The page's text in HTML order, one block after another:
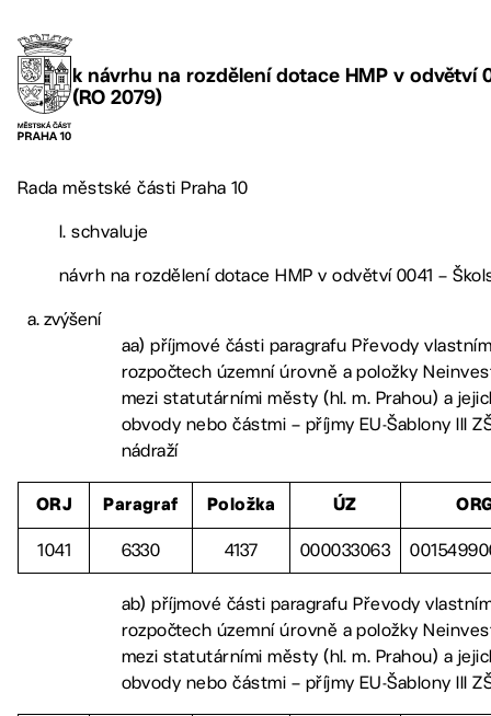
k návrhu na rozdělení dotace HMP v odvětví
(RO 2079)
Rada městské části Praha 10
I. schvaluje
návrh na rozdělení dotace HMP v odvětví 0041 –
zvýšení
aa) příjmové části paragrafu Převody
rozpočtech územní úrovně a položky
mezi statutárními městy (hl. m. Prahou) a
obvody nebo částmi – příjmy EU-Šablony III
nádraží
ORJ Paragraf Položka ÚZ
1041 6330 4137 000033063
ab) příjmové části paragrafu Převody
rozpočtech územní úrovně a položky
mezi statutárními městy (hl. m. Prahou) a
obvody nebo částmi – příjmy EU-Šablony III